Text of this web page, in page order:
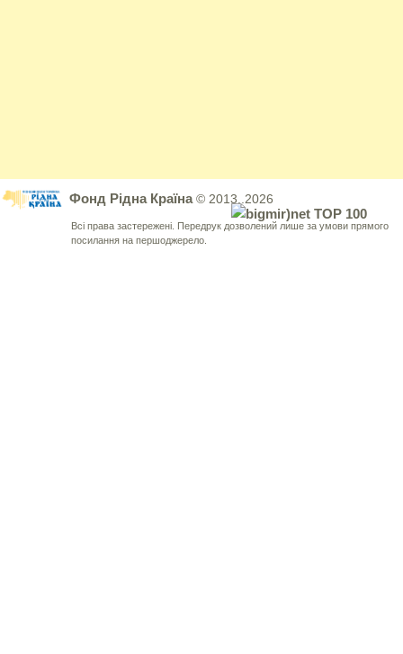
Фонд Рідна Країна© 2013..2026
Всі права застережені. Передрук дозволений лише за умови прямого
посилання на першоджерело.